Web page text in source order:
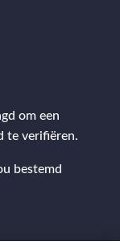
om een
te verifiëren.
bestemd